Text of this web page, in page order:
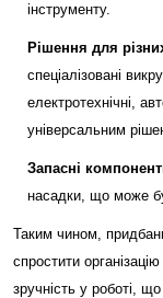
інструменту.
Рішення для
спеціалізовані
електротехнічні,
універсальним
Запасні
насадки, що може
Таким чином,
спростити
зручність у роботі,